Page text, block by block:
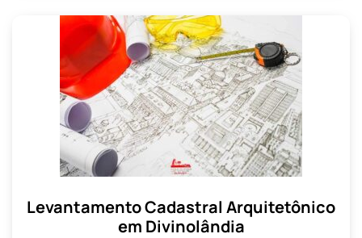
Levantamento Cadastral Arquitetônico
em Divinolândia